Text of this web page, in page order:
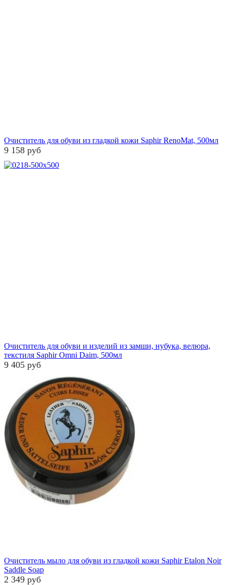
Очиститель для обуви из гладкой кожи Saphir RenoMat, 500мл
9 158 руб
Очиститель для обуви и изделий из замши, нубука, велюра,
текстиля Saphir Omni Daim, 500мл
9 405 руб
Очиститель мыло для обуви из гладкой кожи Saphir Etalon Noir
Saddle Soap
2 349 руб